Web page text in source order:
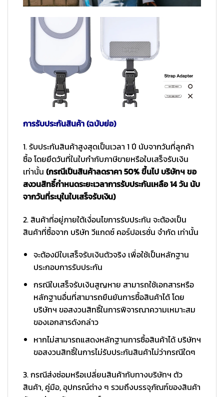
การรับประกันสินค้า (ฉบับย่อ)
1. รับประกันสินค้าสูงสุดเป็นเวลา 1 ปี นับจากวันที่ลูกค้า
ซื้อ โดยยึดวันที่ในใบกำกับภาษีขายหรือใบเสร็จรับเงิน
เท่านั้น (กรณีเป็นสินค้าลดราคา 50% ขึ้นไป บริษัทฯ ขอ
สงวนสิทธิ์กำหนดระยะเวลาการรับประกันเหลือ 14 วัน นับ
จากวันที่ระบุในใบเสร็จรับเงิน)
2. สินค้าที่อยู่ภายใต้เงื่อนไขการรับประกัน จะต้องเป็น
สินค้าที่ซื้อจาก บริษัท วีแกดซ์ คอร์ปอเรชั่น จำกัด เท่านั้น
จะต้องมีใบเสร็จรับเงินตัวจริง เพื่อใช้เป็นหลักฐาน
ประกอบการรับประกัน
กรณีใบเสร็จรับเงินสูญหาย สามารถใช้เอกสารหรือ
หลักฐานอื่นที่สามารถยืนยันการซื้อสินค้าได้ โดย
บริษัทฯ ขอสงวนสิทธิ์ในการพิจารณาความเหมาะสม
ของเอกสารดังกล่าว
หากไม่สามารถแสดงหลักฐานการซื้อสินค้าได้ บริษัทฯ
ขอสงวนสิทธิ์ในการไม่รับประกันสินค้าไม่ว่ากรณีใดๆ
3. กรณีส่งซ่อมหรือเปลี่ยนสินค้ากับทางบริษัทฯ ตัว
สินค้า, คู่มือ, อุปกรณ์ต่าง ๆ รวมถึงบรรจุภัณฑ์ของสินค้า